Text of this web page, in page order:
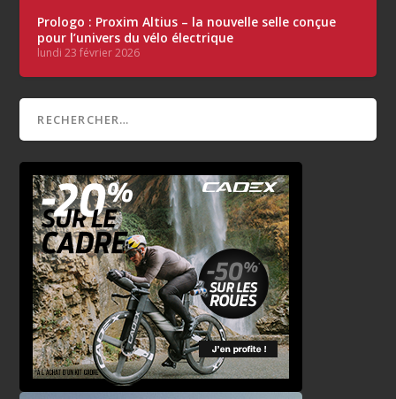
Prologo : Proxim Altius – la nouvelle selle conçue
pour l’univers du vélo électrique
lundi 23 février 2026